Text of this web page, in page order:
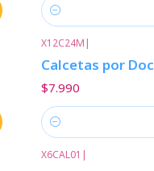
Cantidad
X12C24M |
Calcetas por
$7.990
Cantidad
X6CAL01 |